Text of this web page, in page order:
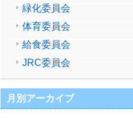
緑化委員会
体育委員会
給食委員会
JRC委員会
月別アーカイブ